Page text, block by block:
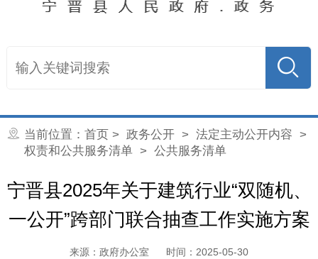
当前位置： 首页 > 政务公开> 法定主动公开内容 >
权责和公共服务清单> 公共服务清单
宁晋县2025年关于建筑行业“双随机、
一公开”跨部门联合抽查工作实施方案
来源：政府办公室 时间：2025-05-30